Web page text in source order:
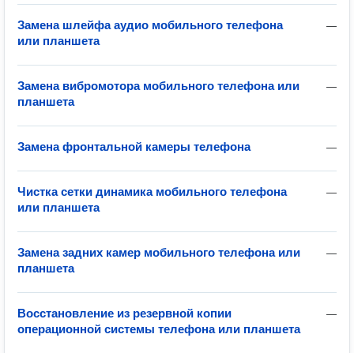
—
Замена шлейфа аудио мобильного телефона
или планшета
—
Замена вибромотора мобильного телефона или
планшета
—
Замена фронтальной камеры телефона
—
Чистка сетки динамика мобильного телефона
или планшета
—
Замена задних камер мобильного телефона или
планшета
—
Восстановление из резервной копии
операционной системы телефона или планшета